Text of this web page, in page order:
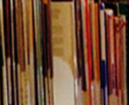
コ
ン
テ
ン
ツ
へ
ス